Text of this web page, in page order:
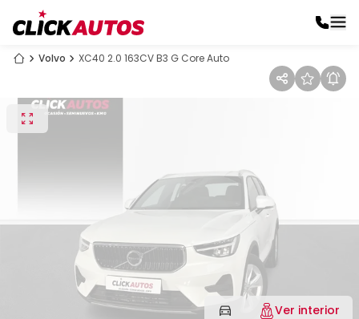
Volvo XC40 2.0 163CV B3 G Core Auto
Ver interior